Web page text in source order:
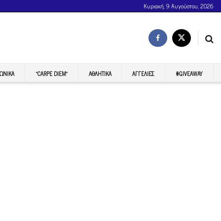
Κυριακή, 9 Αυγούστου, 2026
“CARPE DIEM” ΑΘΛΗΤΙΚΆ ΑΓΓΕΛΊΕΣ #GIVEAWAY